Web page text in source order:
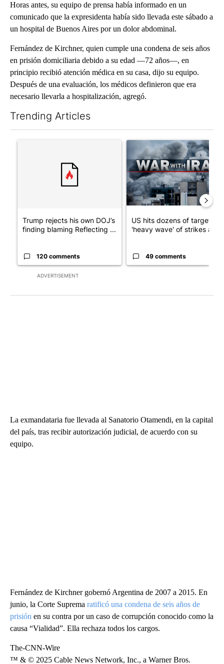
Horas antes, su equipo de prensa había informado en un
comunicado que la expresidenta había sido llevada este sábado a
un hospital de Buenos Aires por un dolor abdominal.
Fernández de Kirchner, quien cumple una condena de seis años
en prisión domiciliaria debido a su edad —72 años—, en
principio recibió atención médica en su casa, dijo su equipo.
Después de una evaluación, los médicos definieron que era
necesario llevarla a hospitalización, agregó.
Trending Articles
ADVERTISEMENT
A trending article titled "Trump rejects his own DOJ’s finding
Trump rejects his own DOJ’s
finding blaming Reflecting ...
120 comments
A trending article titled "US
US hits dozens of targets in
'heavy wave' of strikes ag...
49 comments
La exmandataria fue llevada al Sanatorio Otamendi, en la capital
del país, tras recibir autorización judicial, de acuerdo con su
equipo.
Fernández de Kirchner gobernó Argentina de 2007 a 2015. En
junio, la Corte Suprema ratificó una condena de seis años de
prisión en su contra por un caso de corrupción conocido como la
causa “Vialidad”. Ella rechaza todos los cargos.
The-CNN-Wire
™ & © 2025 Cable News Network, Inc., a Warner Bros.